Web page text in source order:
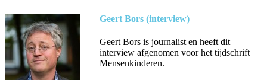
Geert Bors (interview)
Geert Bors is journalist en heeft dit
interview afgenomen voor het tijdschrift
Mensenkinderen.